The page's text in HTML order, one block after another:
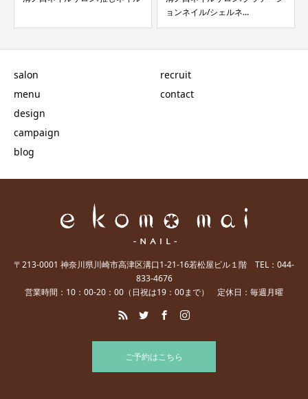
salon
menu
design
campaign
blog
recruit
contact
〒213-0001 神奈川県川崎市高津区溝口1-21-16若松屋ビル１階 TEL：044-
833-4676
営業時間：10：00-20：00（日祝は19：00まで） 定休日：毎週月曜
ご予約はこちら